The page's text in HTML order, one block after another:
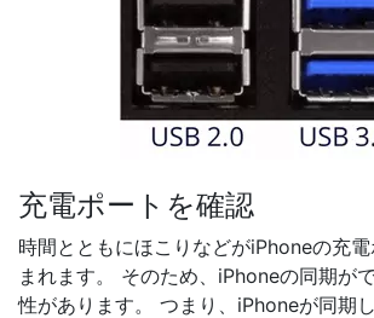
充電ポートを確認
時間とともにほこりなどがiPhoneの充
まれます。 そのため、iPhoneの同期が
性があります。 つまり、iPhoneが同期